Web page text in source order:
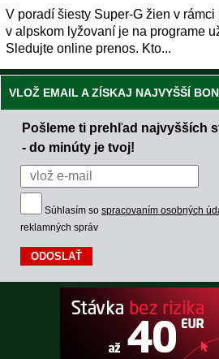
V poradí šiesty Super-G žien v
v alpskom lyžovaní je na programe
Sledujte online prenos. Kto...
VLOŽ EMAIL A ZÍSKAJ NAJVYŠŠÍ
Pošleme ti prehľad najvyšších
- do minúty je tvoj!
Súhlasím so spracovaním osobných
reklamných správ